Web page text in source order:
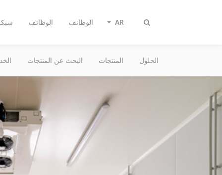
Toggle
الوظائف الوظائف AR
الحلول المنتجات البحث عن المنتجات